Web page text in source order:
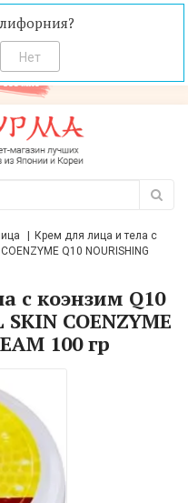
Крем для лица и тела с
Q10 NOURISHING
с коэнзим Q10
SKIN COENZYME
100 гр